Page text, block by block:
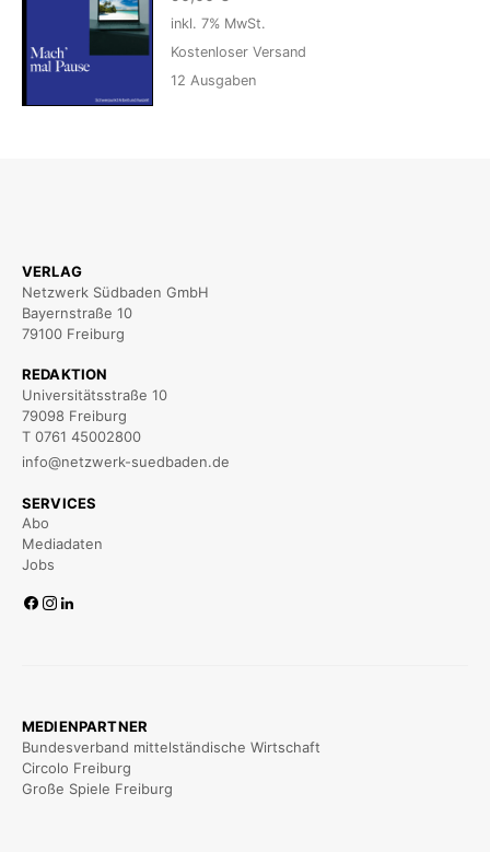
inkl. 7% MwSt.
Kostenloser Versand
12 Ausgaben
VERLAG
Netzwerk Südbaden GmbH
Bayernstraße 10
79100 Freiburg
REDAKTION
Universitätsstraße 10
79098 Freiburg
T 0761 45002800
info@netzwerk-suedbaden.de
SERVICES
Abo
Mediadaten
Jobs
MEDIENPARTNER
Bundesverband mittelständische Wirtschaft
Circolo Freiburg
Große Spiele Freiburg